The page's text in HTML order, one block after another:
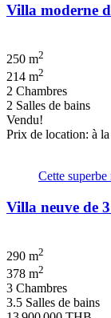
Villa moderne
250 m2
214 m2
2 Chambres
2 Salles de bains
Vendu!
Prix de location: à
Cette
Villa neuve de
290 m2
378 m2
3 Chambres
3.5 Salles de bains